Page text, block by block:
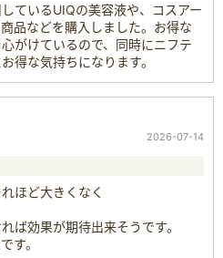
ているUIQの美容液や、コスアー
品などを購入しました。お得な
がけているので、同時にニフテ
得な気持ちになります。
2026-07-14
ほど大きくなく
ば効果が期待出来そうです。
す。